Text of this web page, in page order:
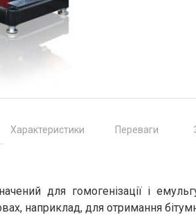
Характеристики Переваги
для гомогенізації і
, наприклад, для отримання